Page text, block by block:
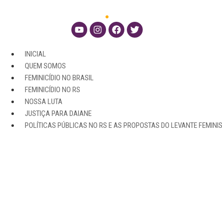
INICIAL
QUEM SOMOS
FEMINICÍDIO NO BRASIL
FEMINICÍDIO NO RS
NOSSA LUTA
JUSTIÇA PARA DAIANE
POLÍTICAS PÚBLICAS NO RS E AS PROPOSTAS DO LEVANTE